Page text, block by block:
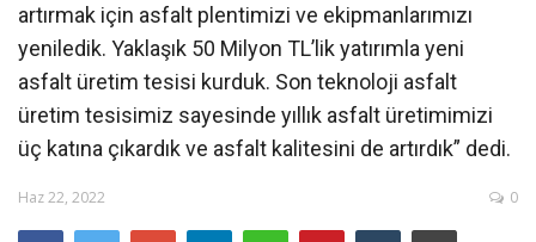
İLETİŞİM
KÜNYE
FOTO GALERİ
KÜLTÜR SANAT
SAĞLIK
artırmak için asfalt plentimizi ve ekipmanlarımızı
yeniledik. Yaklaşık 50 Milyon TL’lik yatırımla yeni
asfalt üretim tesisi kurduk. Son teknoloji asfalt
üretim tesisimiz sayesinde yıllık asfalt üretimimizi
üç katına çıkardık ve asfalt kalitesini de artırdık” dedi.
Haz 22, 2022 0